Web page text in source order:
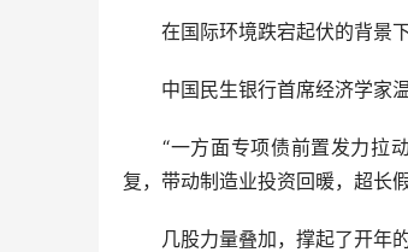
在国际环境跌宕起伏的背景下
中国民生银行首席经济学家温
“一方面专项债前置发力拉动
复，带动制造业投资回暖，超长
几股力量叠加，撑起了开年的